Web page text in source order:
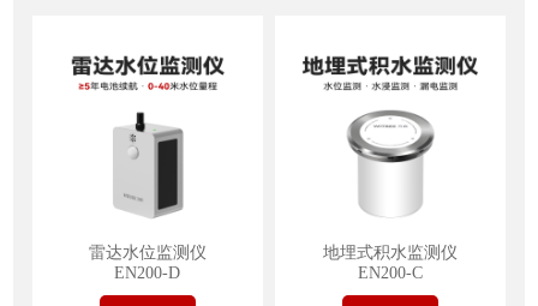
雷达水位监测仪
EN200-D
地埋式积水监测仪
EN200-C